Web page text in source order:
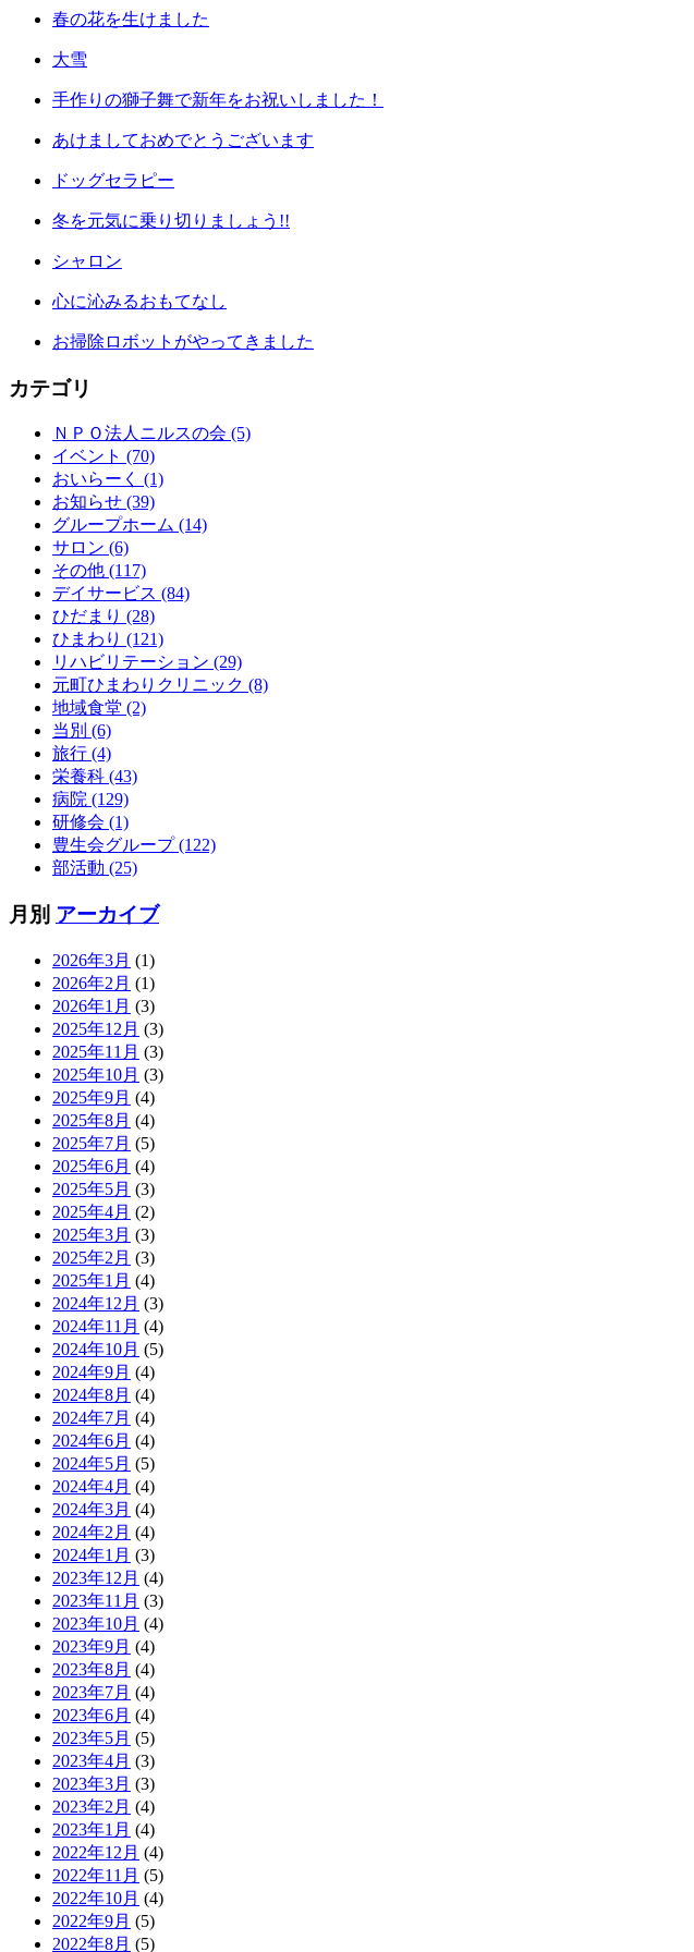
春の花を生けました
大雪
手作りの獅子舞で新年をお祝いしました！
あけましておめでとうございます
ドッグセラピー
冬を元気に乗り切りましょう!!
シャロン
心に沁みるおもてなし
お掃除ロボットがやってきました
カテゴリ
ＮＰＯ法人ニルスの会 (5)
イベント (70)
おいらーく (1)
お知らせ (39)
グループホーム (14)
サロン (6)
その他 (117)
デイサービス (84)
ひだまり (28)
ひまわり (121)
リハビリテーション (29)
元町ひまわりクリニック (8)
地域食堂 (2)
当別 (6)
旅行 (4)
栄養科 (43)
病院 (129)
研修会 (1)
豊生会グループ (122)
部活動 (25)
月別 アーカイブ
2026年3月 (1)
2026年2月 (1)
2026年1月 (3)
2025年12月 (3)
2025年11月 (3)
2025年10月 (3)
2025年9月 (4)
2025年8月 (4)
2025年7月 (5)
2025年6月 (4)
2025年5月 (3)
2025年4月 (2)
2025年3月 (3)
2025年2月 (3)
2025年1月 (4)
2024年12月 (3)
2024年11月 (4)
2024年10月 (5)
2024年9月 (4)
2024年8月 (4)
2024年7月 (4)
2024年6月 (4)
2024年5月 (5)
2024年4月 (4)
2024年3月 (4)
2024年2月 (4)
2024年1月 (3)
2023年12月 (4)
2023年11月 (3)
2023年10月 (4)
2023年9月 (4)
2023年8月 (4)
2023年7月 (4)
2023年6月 (4)
2023年5月 (5)
2023年4月 (3)
2023年3月 (3)
2023年2月 (4)
2023年1月 (4)
2022年12月 (4)
2022年11月 (5)
2022年10月 (4)
2022年9月 (5)
2022年8月 (5)